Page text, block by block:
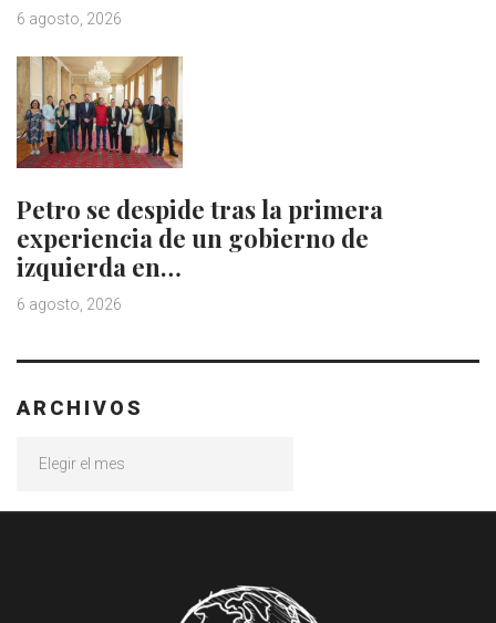
6 agosto, 2026
Petro se despide tras la primera
experiencia de un gobierno de
izquierda en…
6 agosto, 2026
ARCHIVOS